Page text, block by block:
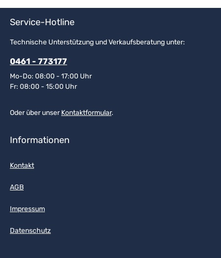
Service-Hotline
Technische Unterstützung und Verkaufsberatung unter:
0461 - 773177
Mo-Do: 08:00 - 17:00 Uhr
Fr: 08:00 - 15:00 Uhr
Oder über unserKontaktformular.
Informationen
Kontakt
AGB
Impressum
Datenschutz